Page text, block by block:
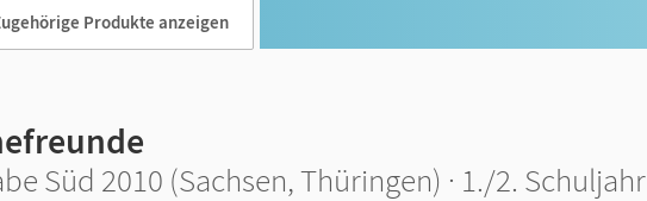
Produkte anzeigen
Süd 2010 (Sachsen, Thüringen) · 1./2. Schuljahr